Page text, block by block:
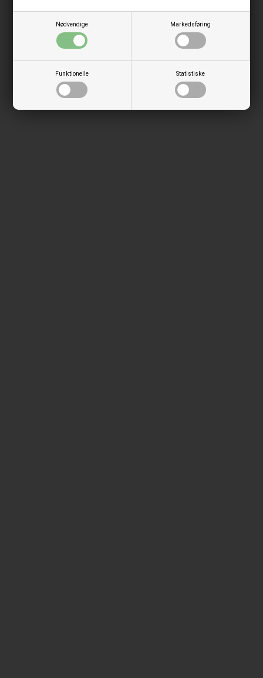
Nødvendige Markedsføring
Funktionelle Statistiske